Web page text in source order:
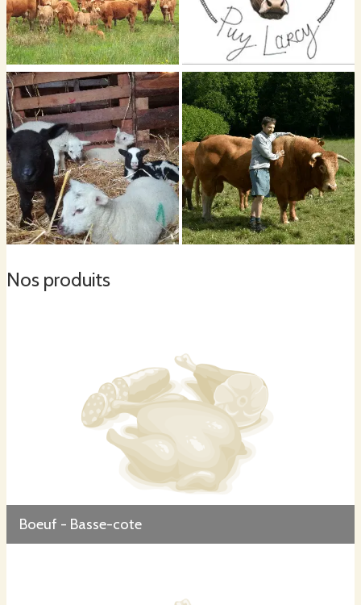
Nos produits
Boeuf - Basse-cote